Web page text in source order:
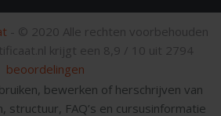
- © 2020 Alle rechten voorbehouden
krijgt een 8,9 / 10 uit 2794
beoordelingen
bewerken of herschrijven van
structuur, FAQ’s en cursusinformatie